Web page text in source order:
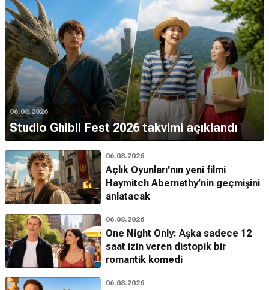
06.08.2026
Studio Ghibli Fest 2026 takvimi açıklandı
06.08.2026
Açlık Oyunları'nın yeni filmi
Haymitch Abernathy’nin geçmişini
anlatacak
06.08.2026
One Night Only: Aşka sadece 12
saat izin veren distopik bir
romantik komedi
06.08.2026